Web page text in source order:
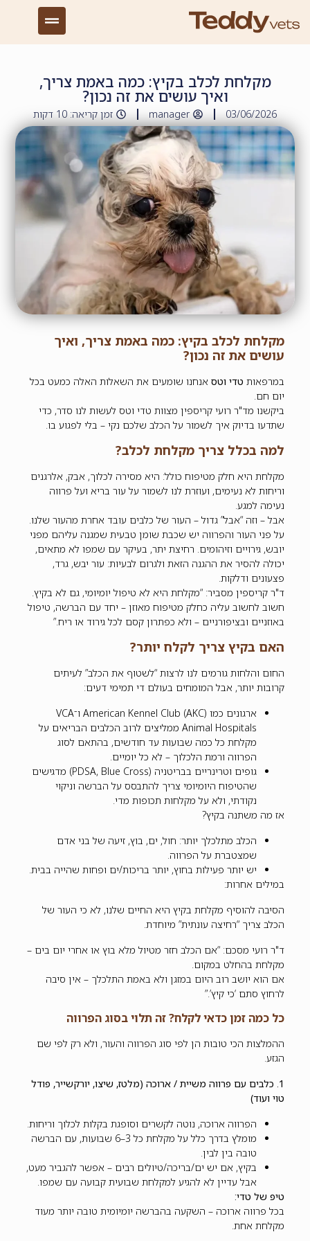
מקלחת לכלב בקיץ: כמה באמת צריך,
ואיך עושים את זה נכון?
03/06/2026
manager זמן קריאה: 10 דקות
מקלחת לכלב בקיץ: כמה באמת צריך, ואיך
עושים את זה נכון?
במרפאות טדי וטס אנחנו שומעים את השאלות האלה כמעט בכל
יום חם.
ביקשנו מד"ר רועי קריספין מצוות טדי וטס לעשות לנו סדר, כדי
שתדעו בדיוק איך לשמור על הכלב שלכם נקי – בלי לפגוע בו.
למה בכלל צריך מקלחת לכלב?
מקלחת היא חלק מטיפוח כולל: היא מסירה לכלוך, אבק, אלרגנים
וריחות לא נעימים, ועוזרת לנו לשמור על עור בריא ועל פרווה
נעימה למגע.
אבל – וזה “אבל” גדול – העור של כלבים עובד אחרת מהעור שלנו.
על פני העור והפרווה יש שכבת שומן טבעית שמגנה עליהם מפני
יובש, גירויים וזיהומים. רחיצת יתר, בעיקר עם שמפו לא מתאים,
יכולה להסיר את ההגנה הזאת ולגרום לבעיות: עור יבש, גרד,
פצעונים ודלקות.
ד"ר קריספין מסביר: “מקלחת היא לא טיפול יומיומי, גם לא בקיץ.
חשוב לחשוב עליה כחלק מטיפוח מאוזן – יחד עם הברשה, טיפול
באוזניים ובציפורניים – ולא כפתרון קסם לכל גירוד או ריח.”
האם בקיץ צריך לקלח יותר?
החום והלחות גורמים לנו לרצות “לשטוף את הכלב” לעיתים
קרובות יותר, אבל המומחים בעולם די תמימי דעים:
ארגונים כמו American Kennel Club (AKC) ו־VCA
Animal Hospitals ממליצים לרוב הכלבים הבריאים על
מקלחת כל כמה שבועות עד חודשים, בהתאם לסוג
הפרווה ורמת הלכלוך – לא כל יומיים.
גופים וטרינריים בבריטניה (PDSA, Blue Cross) מדגישים
שהטיפוח היומיומי צריך להתבסס על הברשה וניקוי
נקודתי, ולא על מקלחות תכופות מדי.
אז מה משתנה בקיץ?
הכלב מתלכלך יותר: חול, ים, בוץ, זיעה של בני אדם
שמצטברת על הפרווה.
יש יותר פעילות בחוץ, יותר בריכות/ים ופחות שהייה בבית.
במילים אחרות:
הסיבה להוסיף מקלחת בקיץ היא החיים שלנו, לא כי העור של
הכלב צריך “רחיצה עונתית” מיוחדת.
ד"ר רועי מסכם: “אם הכלב חזר מטיול מלא בוץ או אחרי יום בים –
מקלחת בהחלט במקום.
אם הוא יושב רוב היום במזגן ולא באמת התלכלך – אין סיבה
לרחוץ סתם ‘כי קיץ’.”
כל כמה זמן כדאי לקלח? זה תלוי בסוג הפרווה
ההמלצות הכי טובות הן לפי סוג הפרווה והעור, ולא רק לפי שם
הגזע.
1. כלבים עם פרווה משיית / ארוכה (מלטז, שיצו, יורקשייר, פודל
טוי ועוד)
הפרווה ארוכה, נוטה לקשרים וסופגת בקלות לכלוך וריחות.
מומלץ בדרך כלל על מקלחת כל 3–6 שבועות, עם הברשה
טובה בין לבין.
בקיץ, אם יש ים/בריכה/טיולים רבים – אפשר להגביר מעט,
אבל עדיין לא להגיע למקלחת שבועית קבועה עם שמפו.
טיפ של טדי:
בכל פרווה ארוכה – השקעה בהברשה יומיומית טובה יותר מעוד
מקלחת אחת.